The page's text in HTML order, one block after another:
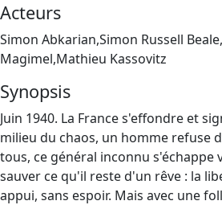
Acteurs
Simon Abkarian,Simon Russell
Magimel,Mathieu Kassovitz
Synopsis
Juin 1940. La France s'effondre et
milieu du chaos, un homme refuse
tous, ce général inconnu s'échappe
sauver ce qu'il reste d'un rêve : la
appui, sans espoir. Mais avec une